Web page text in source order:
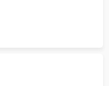
модуля памяти и
SMD-компонентов